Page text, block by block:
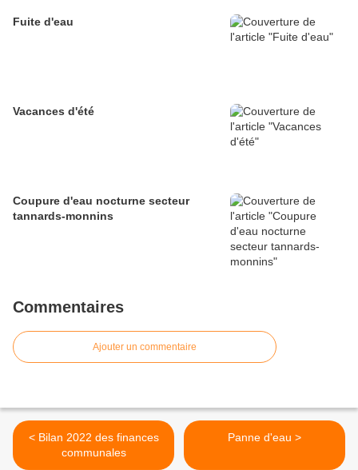
Fuite d'eau
Vacances d'été
Coupure d'eau nocturne secteur
tannards-monnins
Commentaires
Ajouter un commentaire
< Bilan 2022 des finances
communales
Panne d'eau >